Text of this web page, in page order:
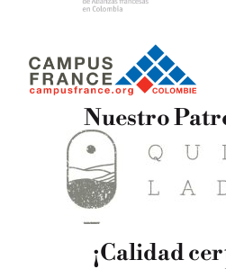
Nuestro
¡Calidad